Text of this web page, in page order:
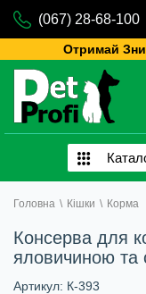
(067) 28-68-100
Отримай
Головна \ Кішки \ Корма
Консерва для
яловичиною та
Артикул: К-393